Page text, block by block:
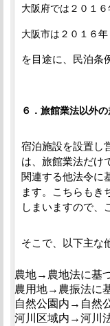
大阪府では２０１６
大阪市は２０１６年
を目途に、民泊条
６．旅館業法以外の
宿泊施設を設置し
は、旅館業法だけ
関連する他法令に
ます。こちらもき
しまいますので、
そこで、以下主な
農地→農地法に基
農用地→農振法に
自然公園内→自然
河川区域内→河川